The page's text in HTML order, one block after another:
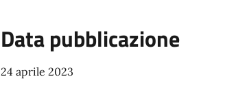
Data pubblicazione
24 aprile 2023